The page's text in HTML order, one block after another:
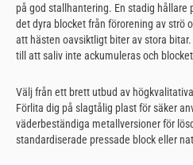
på god stallhantering. En stadig hållare
det dyra blocket från förorening av strö
att hästen oavsiktligt biter av stora
till att saliv inte ackumuleras och
Välj från ett brett utbud av
Förlita dig på slagtålig plast för säker
väderbeständiga metallversioner för
standardiserade pressade block eller